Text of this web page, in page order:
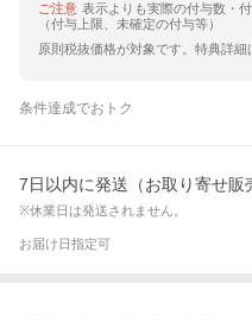
ご注意 表示よりも実際の付与数・
（付与上限、未確定の付与等）
原則税抜価格が対象です。特典詳細
条件達成でおトク
7日以内に発送（お取り寄せ販
※休業日は発送されません。
お届け日指定可